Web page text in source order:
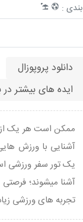
:
دانلود پروپوزال
ایده های بیشتر
ممکن است هر یک از
آشنایی با ورزش
یک تور سفر ورزشی
آشنا میشوند؛
تجربه های ورزشی